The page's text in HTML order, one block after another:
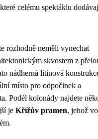
celému spektáklu
rozhodně neměli vynechat
skvostem z
nádherná litinová
místo pro odpočinek a
Podél kolonády najdete
je Křížův pramen, jehož